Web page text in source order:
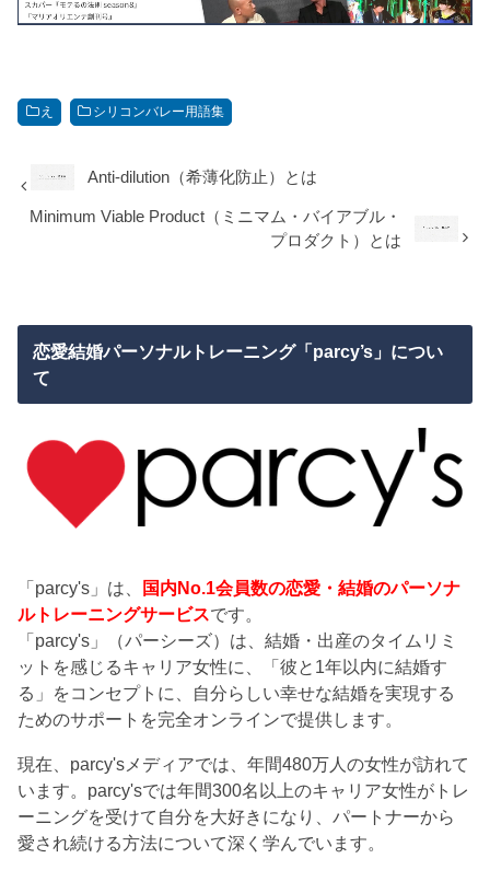
え シリコンバレー用語集
Anti-dilution（希薄化防止）とは
Minimum Viable Product（ミニマム・バイアブル・
プロダクト）とは
恋愛結婚パーソナルトレーニング「parcy’s」につい
て
「parcy's」は、
国内No.1会員数の恋愛・結婚のパーソナ
ルトレーニングサービスです。
「parcy's」（パーシーズ）は、結婚・出産のタイムリミ
ットを感じるキャリア女性に、「彼と1年以内に結婚す
る」をコンセプトに、自分らしい幸せな結婚を実現する
ためのサポートを完全オンラインで提供します。
現在、parcy'sメディアでは、年間480万人の女性が訪れて
います。parcy'sでは年間300名以上のキャリア女性がトレ
ーニングを受けて自分を大好きになり、パートナーから
愛され続ける方法について深く学んでいます。